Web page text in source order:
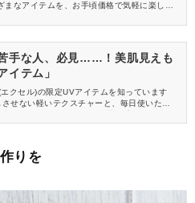
まなアイテムを、お手頃価格で気軽に楽しめ
らの季節に、とてもおすすめのアイテムをご
手な人、必見……！美肌見えも
イテム」
クセル)の限定UVアイテムを知っています
せない軽いテクスチャーと、毎日使いたく
苦手な方にこそ試してほしい、春の限定UV
りを